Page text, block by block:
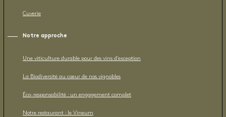
Cuverie
Notre approche
Une viticulture durable pour des vins d’exception
La Biodiversité au cœur de nos vignobles
Éco-responsabilité : un engagement complet
Notre restaurant : le Vineum